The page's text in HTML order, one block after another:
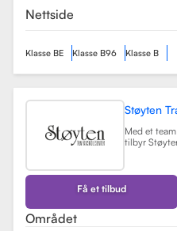
Nettside
Klasse BE Klasse B96 Klasse B
Støyten
Med et
tilbyr
kurs som
fleksibilitet
behov, noe
Få et tilbud
Området